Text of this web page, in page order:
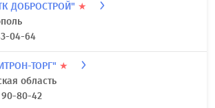
ДОБРОСТРОЙ" ★
04-64
ТОРГ" ★
область
90-80-42